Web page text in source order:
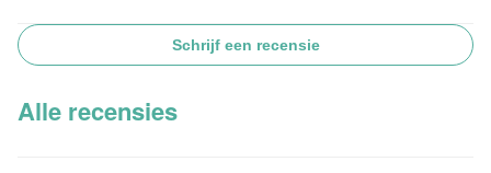
Schrijf een recensie
Alle recensies